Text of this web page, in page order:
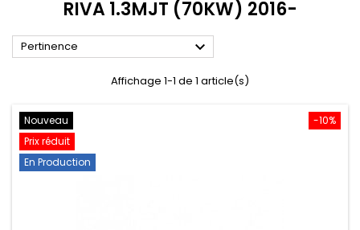
RIVA 1.3MJT (70KW) 2016-
Pertinence 
Affichage 1-1 de 1 article(s)
-10%
Nouveau
Prix réduit
En Production